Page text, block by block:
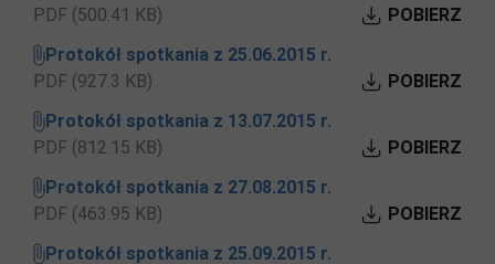
PDF (500.41 KB)
POBIERZ
Protokół spotkania z 25.06.2015 r.
PDF (927.3 KB)
POBIERZ
Protokół spotkania z 13.07.2015 r.
PDF (812.15 KB)
POBIERZ
Protokół spotkania z 27.08.2015 r.
PDF (463.95 KB)
POBIERZ
Protokół spotkania z 25.09.2015 r.